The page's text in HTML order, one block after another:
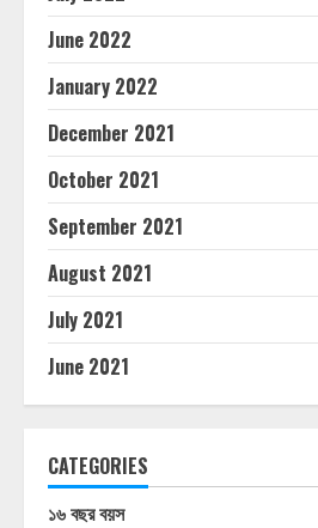
June 2022
January 2022
December 2021
October 2021
September 2021
August 2021
July 2021
June 2021
CATEGORIES
১৬ বছর বয়স